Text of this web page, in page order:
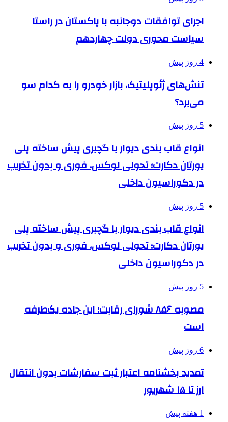
اجرای توافقات دوجانبه با پاکستان در راستا
سیاست محوری دولت چهاردهم
4 روز پیش
تنش‌های ژئوپلیتیک، بازار خودرو را به کدام سو
می‌برد؟
5 روز پیش
انواع قاب بندی دیوار با گچبری پیش ساخته پلی
یورتان دکارت؛ تحولی لوکس، فوری و بدون تخریب
در دکوراسیون داخلی
5 روز پیش
انواع قاب بندی دیوار با گچبری پیش ساخته پلی
یورتان دکارت؛ تحولی لوکس، فوری و بدون تخریب
در دکوراسیون داخلی
5 روز پیش
مصوبه ۸۵۶ شورای رقابت؛ این جاده یک‌طرفه
است
6 روز پیش
تمدید بخشنامه اعتبار ثبت سفارشات بدون انتقال
ارز تا ۱۵ شهریور
1 هفته پیش